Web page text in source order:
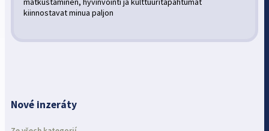
kiinnostavat minua paljon
Nové inzeráty